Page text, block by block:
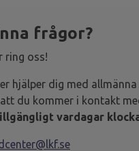
frågor?
ring oss!
hjälper dig med
du kommer i kontakt
vardagar